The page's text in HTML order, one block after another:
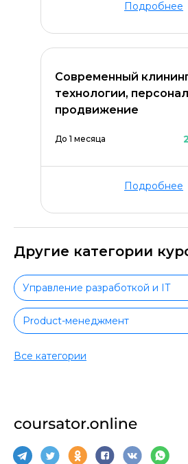
Подробнее
Современный
технологии,
продвижение
До 1 месяца
Подробнее
Другие категории
Управление разработкой и IT
Product-менеджмент
Project-менеджмент
Руководство маркетингом
Запуск стартапов
Все категории